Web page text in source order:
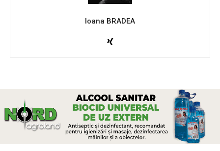
Ioana BRADEA